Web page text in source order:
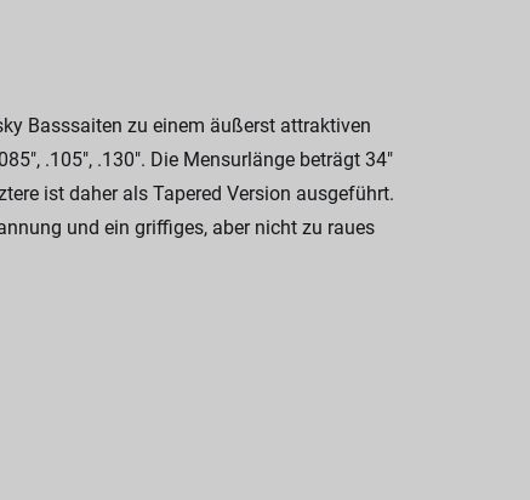
Basssaiten zu einem äußerst attraktiven
.105", .130". Die Mensurlänge beträgt 34"
ist daher als Tapered Version ausgeführt.
und ein griffiges, aber nicht zu raues